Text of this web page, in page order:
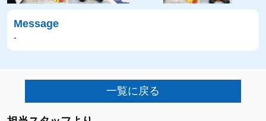
Message
-
一覧に戻る